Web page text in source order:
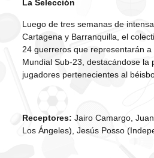
La Selección
Luego de tres semanas de
Cartagena y Barranquilla, el
24 guerreros que representarán
Mundial Sub-23, destacándose la
jugadores pertenecientes al
Receptores: Jairo Camargo,
Los Ángeles), Jesús Posso